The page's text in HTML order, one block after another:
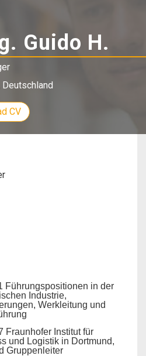
Guido H.
CV
Führungspositionen in der
Industrie,
Werkleitung und
Fraunhofer Institut für
und Logistik in Dortmund,
Gruppenleiter